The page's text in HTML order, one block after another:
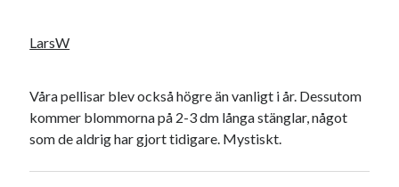
LarsW
Våra pellisar blev också högre än vanligt i år. Dessutom
kommer blommorna på 2-3 dm långa stänglar, något
som de aldrig har gjort tidigare. Mystiskt.